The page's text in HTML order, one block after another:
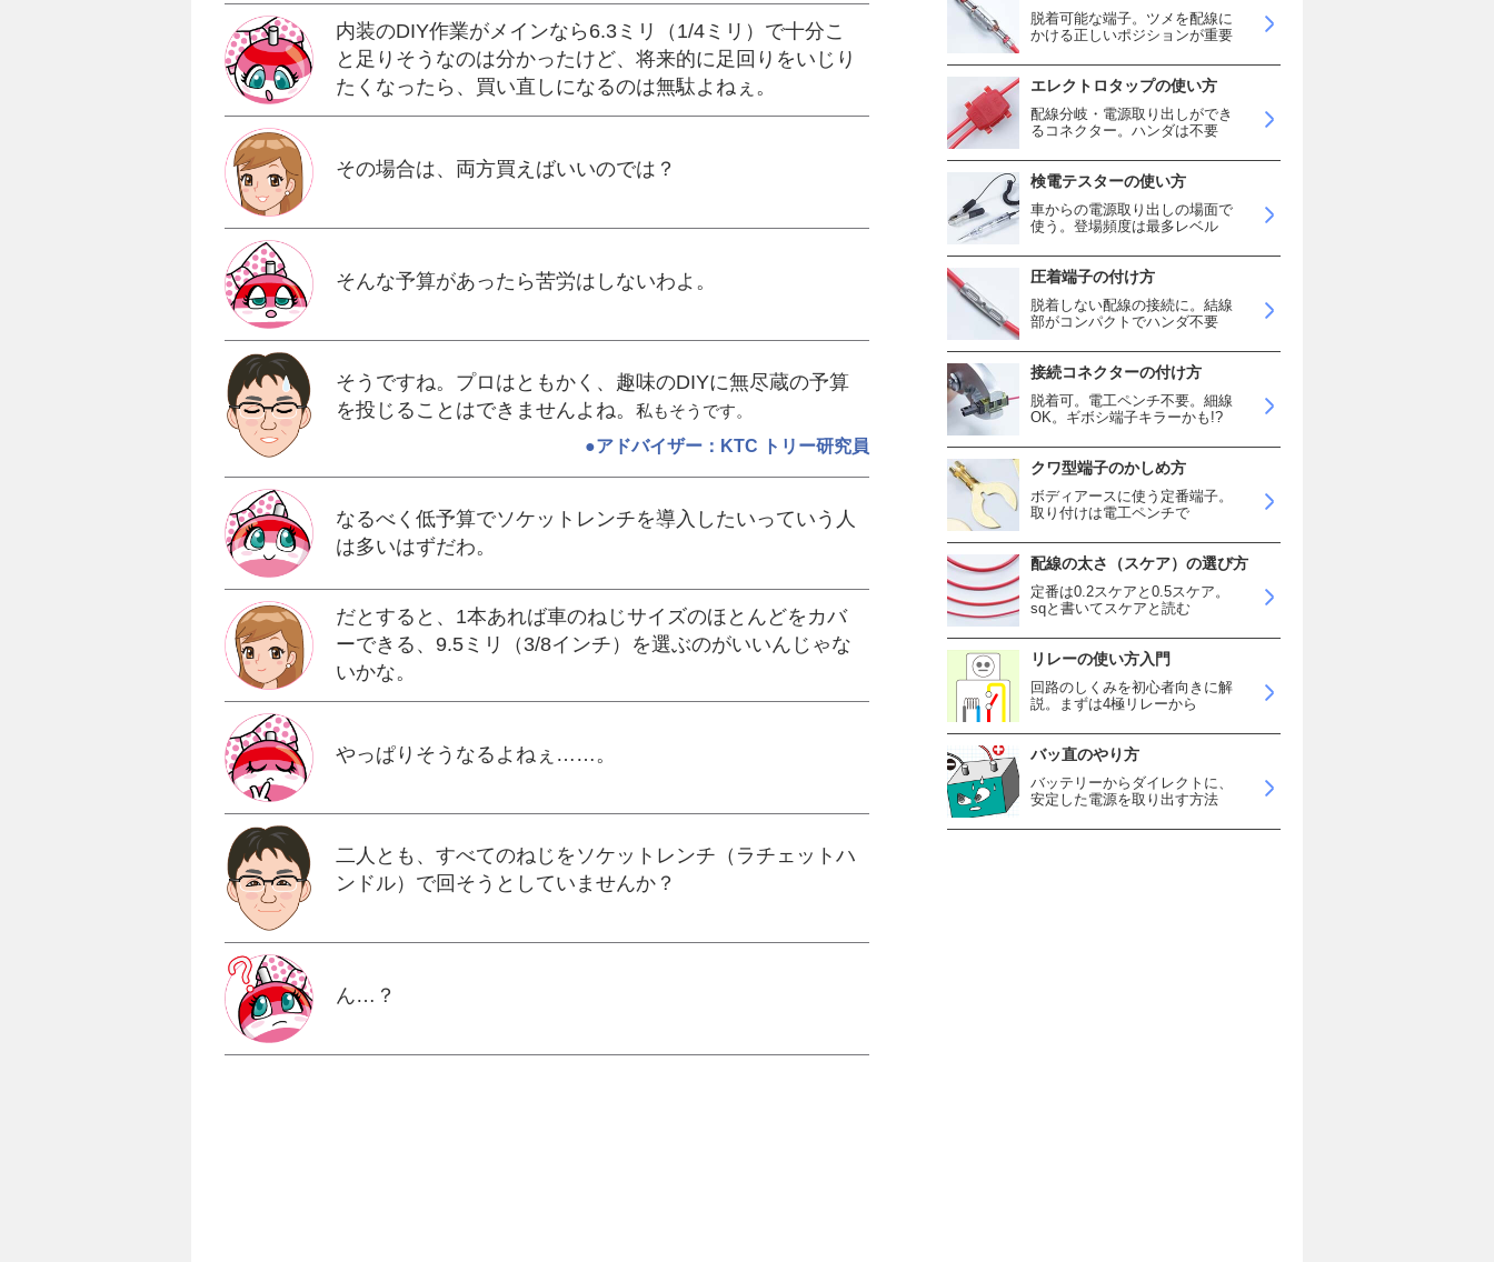
内装のDIY作業がメインなら6.3ミリ（1/4ミリ）で十分こ
と足りそうなのは分かったけど、将来的に足回りをいじり
たくなったら、買い直しになるのは無駄よねぇ。
その場合は、両方買えばいいのでは？
そんな予算があったら苦労はしないわよ。
そうですね。プロはともかく、趣味のDIYに無尽蔵の予算
を投じることはできませんよね。 私もそうです。
●アドバイザー：KTC トリー研究員
なるべく低予算でソケットレンチを導入したいっていう人
は多いはずだわ。
だとすると、1本あれば車のねじサイズのほとんどをカバ
ーできる、9.5ミリ（3/8インチ）を選ぶのがいいんじゃな
いかな。
やっぱりそうなるよねぇ……。
二人とも、すべてのねじをソケットレンチ（ラチェットハ
ンドル）で回そうとしていませんか？
ん…？
脱着可能な端子。ツメを配線に
かける正しいポジションが重要
エレクトロタップの使い方
配線分岐・電源取り出しができ
るコネクター。ハンダは不要
検電テスターの使い方
車からの電源取り出しの場面で
使う。登場頻度は最多レベル
圧着端子の付け方
脱着しない配線の接続に。結線
部がコンパクトでハンダ不要
接続コネクターの付け方
脱着可。電工ペンチ不要。細線
OK。ギボシ端子キラーかも!?
クワ型端子のかしめ方
ボディアースに使う定番端子。
取り付けは電工ペンチで
配線の太さ（スケア）の選び方
定番は0.2スケアと0.5スケア。
sqと書いてスケアと読む
リレーの使い方入門
回路のしくみを初心者向きに解
説。まずは4極リレーから
バッ直のやり方
バッテリーからダイレクトに、
安定した電源を取り出す方法